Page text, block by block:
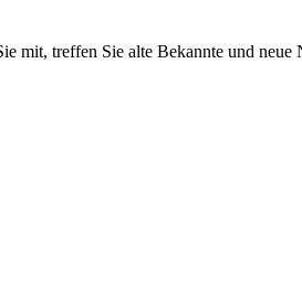
mit, treffen Sie alte Bekannte und neue